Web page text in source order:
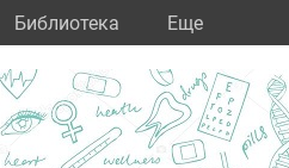
Библиотека Eще